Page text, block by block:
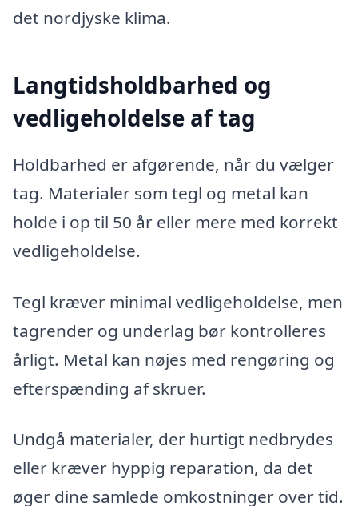
det nordjyske klima.
Langtidsholdbarhed og
vedligeholdelse af tag
Holdbarhed er afgørende, når du vælger
tag. Materialer som tegl og metal kan
holde i op til 50 år eller mere med korrekt
vedligeholdelse.
Tegl kræver minimal vedligeholdelse, men
tagrender og underlag bør kontrolleres
årligt. Metal kan nøjes med rengøring og
efterspænding af skruer.
Undgå materialer, der hurtigt nedbrydes
eller kræver hyppig reparation, da det
øger dine samlede omkostninger over tid.